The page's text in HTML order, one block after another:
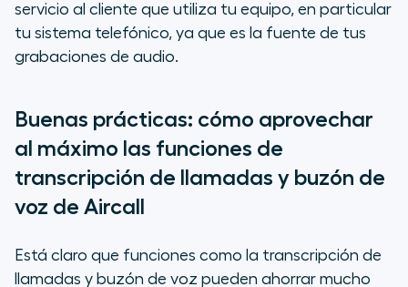
servicio al cliente que utiliza tu equipo, en particular
tu sistema telefónico, ya que es la fuente de tus
grabaciones de audio.
Buenas prácticas: cómo aprovechar
al máximo las funciones de
transcripción de llamadas y buzón de
voz de Aircall
Está claro que funciones como la transcripción de
llamadas y buzón de voz pueden ahorrar mucho